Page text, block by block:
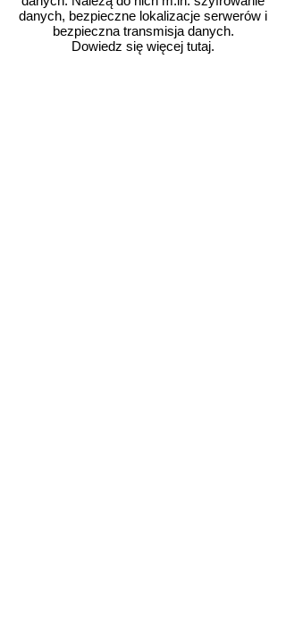
danych, bezpieczne lokalizacje serwerów i
bezpieczna transmisja danych.
Dowiedz się więcej tutaj.